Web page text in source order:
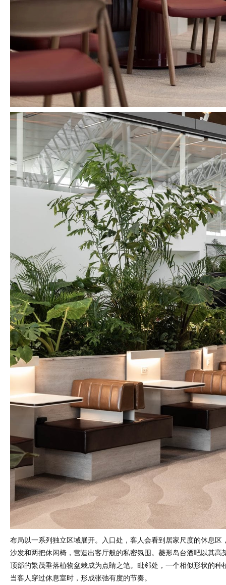
布局以一系列独立区域展开。入口处，客人会看到居家尺度的休息区
沙发和两把休闲椅，营造出客厅般的私密氛围。菱形岛台酒吧以其高
顶部的繁茂垂落植物盆栽成为点睛之笔。毗邻处，一个相似形状的种
当客人穿过休息室时，形成张弛有度的节奏。